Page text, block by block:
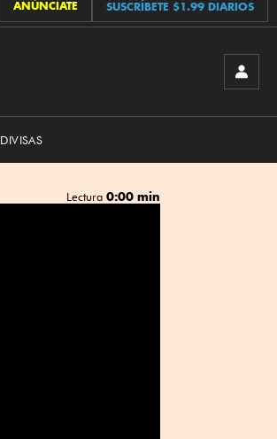
ANÚNCIATE SUSCRÍBETE $1.99 DIARIOS
DIVISAS
Lectura 0:00 min